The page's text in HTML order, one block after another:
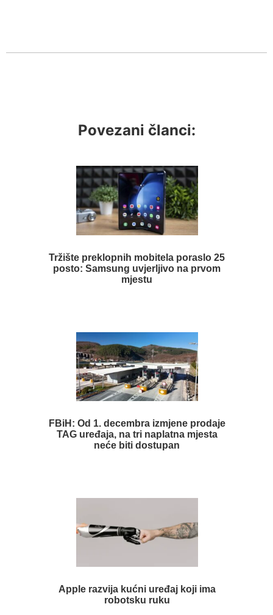
Povezani članci:
Tržište preklopnih mobitela poraslo 25
posto: Samsung uvjerljivo na prvom
mjestu
FBiH: Od 1. decembra izmjene prodaje
TAG uređaja, na tri naplatna mjesta
neće biti dostupan
Apple razvija kućni uređaj koji ima
robotsku ruku